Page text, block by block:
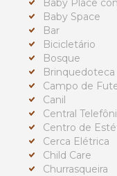
Baby Place
Baby Space
Bar
Bicicletário
Bosque
Brinquedoteca
Campo de
Canil
Central
Centro de
Cerca Elétrica
Child Care
Churrasqueira